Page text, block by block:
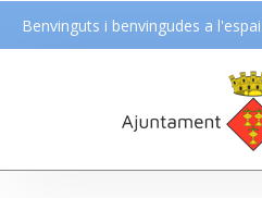
Benvinguts i benvingudes a